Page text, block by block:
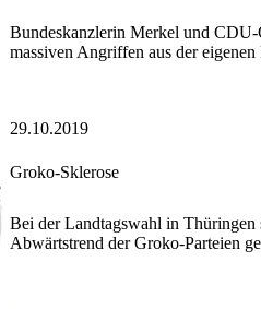
Bundeskanzlerin Merkel und CDU-
massiven Angriffen aus der eigenen
29.10.2019
Groko-Sklerose
Bei der Landtagswahl in
Abwärtstrend der Groko-Parteien